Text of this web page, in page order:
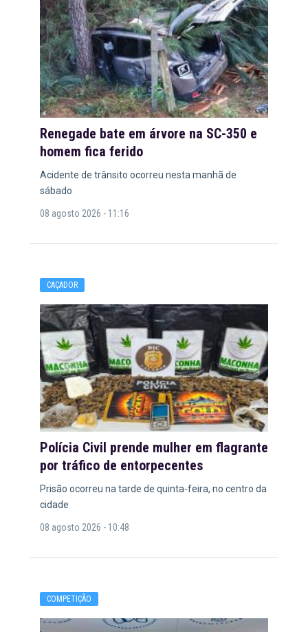
Renegade bate em árvore na SC-350 e
homem fica ferido
Acidente de trânsito ocorreu nesta manhã de
sábado
08 agosto 2026 - 11:16
CAÇADOR
Polícia Civil prende mulher em flagrante
por tráfico de entorpecentes
Prisão ocorreu na tarde de quinta-feira, no centro da
cidade
08 agosto 2026 - 10:48
COMPETIÇÃO